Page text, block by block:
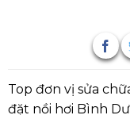
Top đơn vị sửa
đặt nồi hơi Bình